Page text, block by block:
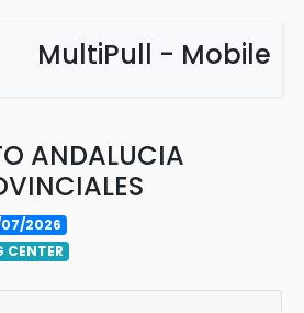
MultiPull - Mobile
ANDALUCIA
2026
CENTER